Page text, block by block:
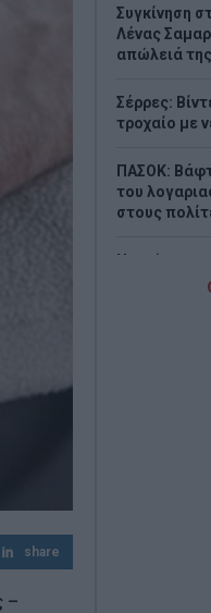
share
–
Συγκίνηση
Λένας
απώλειά της
Σέρρες:
τροχαίο με
ΠΑΣΟΚ:
του
στους
Η πρώην
διεκδικεί,